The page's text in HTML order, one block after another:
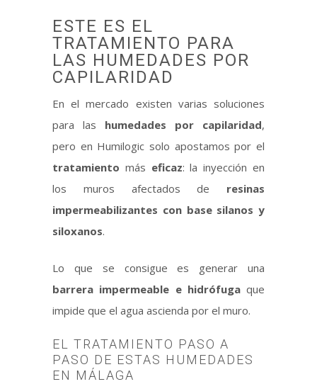
ESTE ES EL
TRATAMIENTO PARA
LAS HUMEDADES POR
CAPILARIDAD
En el mercado existen varias soluciones
para las humedades por capilaridad,
pero en Humilogic solo apostamos por el
tratamiento más eficaz: la inyección en
los muros afectados de resinas
impermeabilizantes con base silanos y
siloxanos.
Lo que se consigue es generar una
barrera impermeable e hidrófugaque
impide que el agua ascienda por el muro.
EL TRATAMIENTO PASO A
PASO DE ESTAS HUMEDADES
EN MÁLAGA